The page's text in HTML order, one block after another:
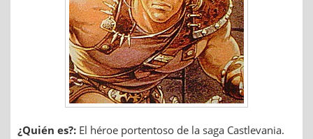
¿Quién es?: El héroe portentoso de la saga Castlevania.